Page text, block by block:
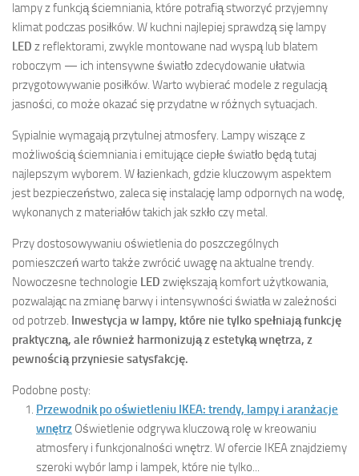
lampy z funkcją ściemniania, które potrafią stworzyć przyjemny
klimat podczas posiłków. W kuchni najlepiej sprawdzą się lampy
LED z reflektorami, zwykle montowane nad wyspą lub blatem
roboczym — ich intensywne światło zdecydowanie ułatwia
przygotowywanie posiłków. Warto wybierać modele z regulacją
jasności, co może okazać się przydatne w różnych sytuacjach.
Sypialnie wymagają przytulnej atmosfery. Lampy wiszące z
możliwością ściemniania i emitujące ciepłe światło będą tutaj
najlepszym wyborem. W łazienkach, gdzie kluczowym aspektem
jest bezpieczeństwo, zaleca się instalację lamp odpornych na wodę,
wykonanych z materiałów takich jak szkło czy metal.
Przy dostosowywaniu oświetlenia do poszczególnych
pomieszczeń warto także zwrócić uwagę na aktualne trendy.
Nowoczesne technologie LED zwiększają komfort użytkowania,
pozwalając na zmianę barwy i intensywności światła w zależności
od potrzeb. Inwestycja w lampy, które nie tylko spełniają funkcję
praktyczną, ale również harmonizują z estetyką wnętrza, z
pewnością przyniesie satysfakcję.
Podobne posty:
Przewodnik po oświetleniu IKEA: trendy, lampy i aranżacje
wnętrz Oświetlenie odgrywa kluczową rolę w kreowaniu
atmosfery i funkcjonalności wnętrz. W ofercie IKEA znajdziemy
szeroki wybór lamp i lampek, które nie tylko...